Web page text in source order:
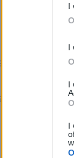
I
I
I
I